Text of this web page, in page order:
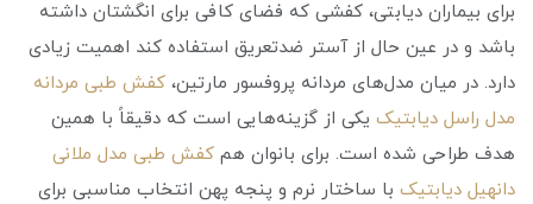
برای بیماران دیابتی، کفشی که فضای کافی برای انگشتان داشته
باشد و در عین حال از آستر ضدتعریق استفاده کند اهمیت زیادی
دارد. در میان مدل‌های مردانه پروفسور مارتین، کفش طبی مردانه
مدل راسل دیابتیک یکی از گزینه‌هایی است که دقیقاً با همین
هدف طراحی شده است. برای بانوان هم کفش طبی مدل ملانی
دانهیل دیابتیک با ساختار نرم و پنجه پهن انتخاب مناسبی برای